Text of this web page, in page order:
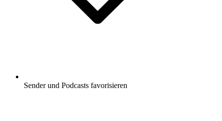
Sender und Podcasts favorisieren